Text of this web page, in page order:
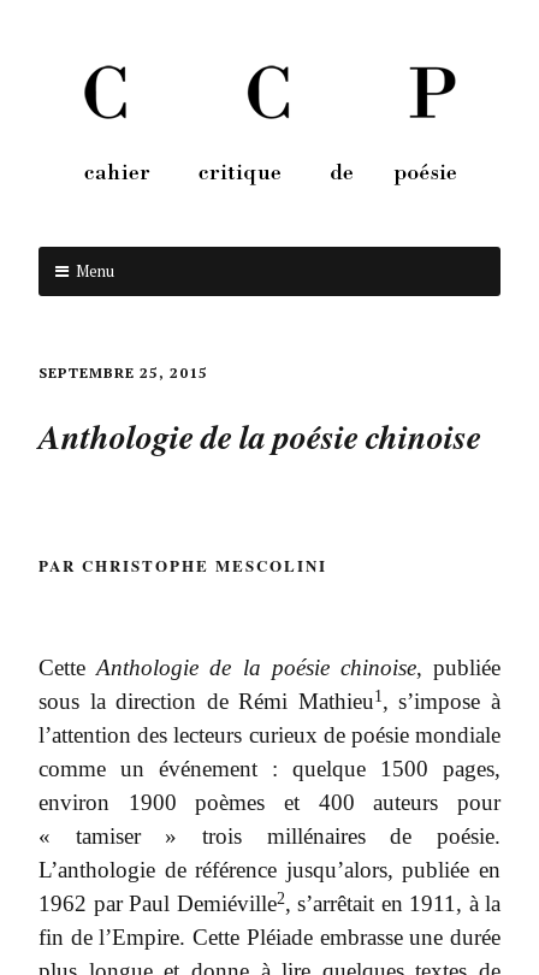
Menu
SEPTEMBRE 25, 2015
Anthologie de la poésie chinoise
PAR CHRISTOPHE MESCOLINI
CetteAnthologie de la poésie chinoise, publiée
sous la direction de Rémi Mathieu 1 , s’impose à
l’attention des lecteurs curieux de poésie mondiale
comme un événement : quelque 1500 pages,
environ 1900 poèmes et 400 auteurs pour
« tamiser » trois millénaires de poésie.
L’anthologie de référence jusqu’alors, publiée en
1962 par Paul Demiéville2, s’arrêtait en 1911, à la
fin de l’Empire. Cette Pléiade embrasse une durée